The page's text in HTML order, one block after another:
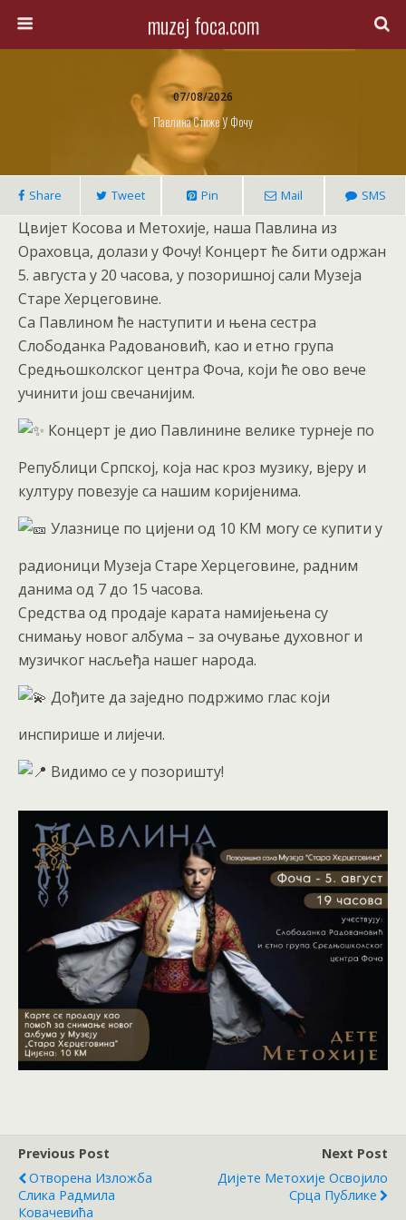
muzej foca.com
07/08/2026
Павлина Стиже У Фочу
Share Tweet Pin Mail SMS
Цвијет Косова и Метохије, наша Павлина из
Ораховца, долази у Фочу! Концерт ће бити одржан
5. августа у 20 часова, у позоришној сали Музеја
Старе Херцеговине.
Са Павлином ће наступити и њена сестра
Слободанка Радовановић, као и етно група
Средњошколског центра Фоча, који ће ово вече
учинити још свечанијим.
Концерт је дио Павлинине велике турнеје по
Републици Српској, која нас кроз музику, вјеру и
културу повезује са нашим коријенима.
Улазнице по цијени од 10 КМ могу се купити у
радионици Музеја Старе Херцеговине, радним
данима од 7 до 15 часова.
Средства од продаје карата намијењена су
снимању новог албума – за очување духовног и
музичког насљеђа нашег народа.
Дођите да заједно подржимо глас који
инспирише и лијечи.
Видимо се у позоришту!
Previous Post
Отворена Изложба
Слика Радмила
Ковачевића
Next Post
Дијете Метохије Освојило
Срца Публике